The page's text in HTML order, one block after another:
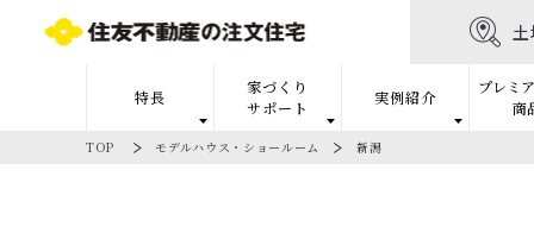
特長
家づくり
サポート
実例紹介
プレミ
商
TOP モデルハウス・ショールーム 新潟